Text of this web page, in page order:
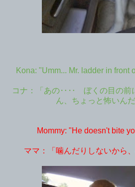
Kona: "Umm... Mr. ladder in front
コナ：「あの‥‥ ぼくの目の前
ん、ちょっと怖いんだ
Mommy: "He doesn't bite
ママ：「噛んだりしないから